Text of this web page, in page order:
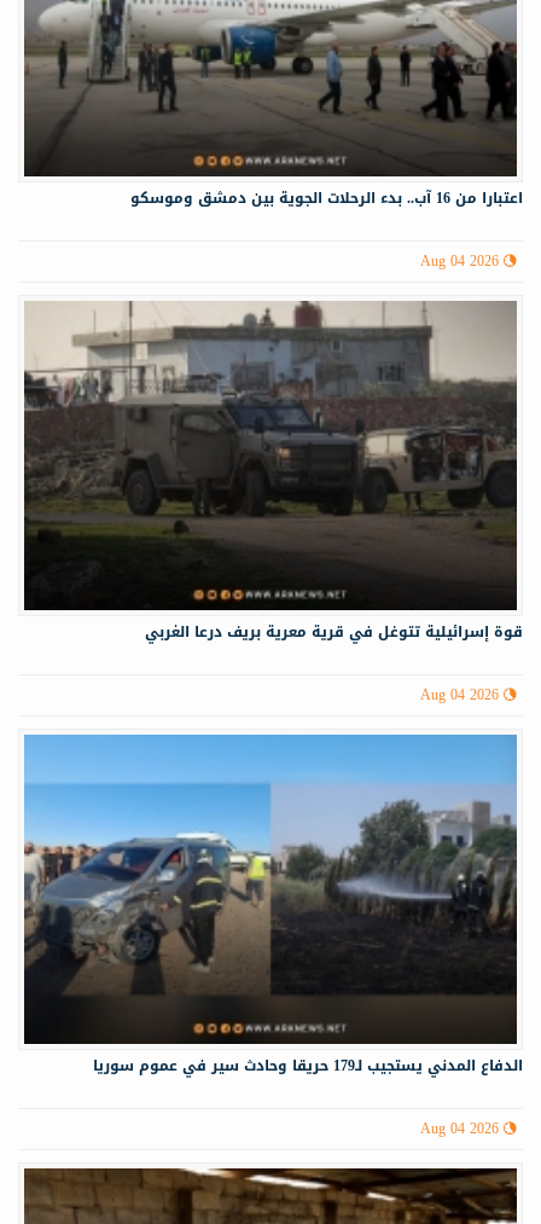
اعتبارا من 16 آب.. بدء الرحلات الجوية بين دمشق وموسكو
Aug 04 2026
قوة إسرائيلية تتوغل في قرية معرية بريف درعا الغربي
Aug 04 2026
الدفاع المدني يستجيب لـ179 حريقا وحادث سير في عموم سوريا
Aug 04 2026